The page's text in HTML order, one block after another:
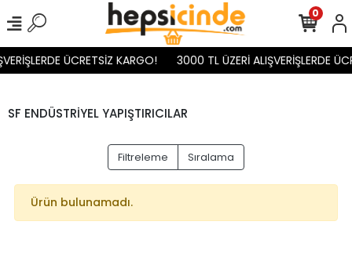
ÜCRETSİZ KARGO! 3000 TL ÜZERİ ALIŞVERİŞLERDE
0
SF ENDÜSTRİYEL YAPIŞTIRICILAR
Filtreleme Sıralama
Ürün bulunamadı.